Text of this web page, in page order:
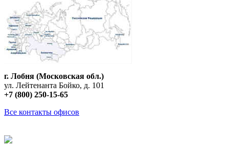
г. Лобня (Московская обл.)
ул. Лейтенанта Бойко, д. 101
+7 (800) 250-15-65
Все контакты офисов